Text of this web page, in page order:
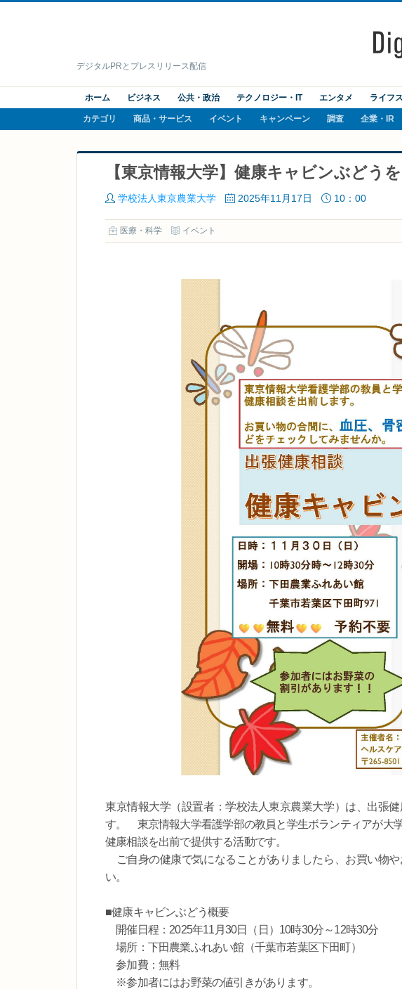
デジタルPRとプレスリリース配信
ホーム ビジネス 公共・政治 テクノロジー・IT エンタメ ライフ
カテゴリ 商品・サービス イベント キャンペーン 調査 企業・IR
【東京情報大学】健康キャビンぶどう
学校法人東京農業大学 2025年11月17日 10：00
医療・科学 イベント
東京情報大学（設置者：学校法人東京農業大学）は、出張
す。 東京情報大学看護学部の教員と学生ボランティアが大
健康相談を出前で提供する活動です。
ご自身の健康で気になることがありましたら、お買い物
い。
■健康キャビンぶどう概要
開催日程：2025年11月30日（日）10時30分～12時30分
場所：下田農業ふれあい館（千葉市若葉区下田町）
参加費：無料
※参加者にはお野菜の値引きがあります。